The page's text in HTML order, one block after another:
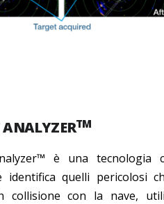
ANALYZERTM
è una tecnologia
identifica quelli pericolosi
collisione con la nave,